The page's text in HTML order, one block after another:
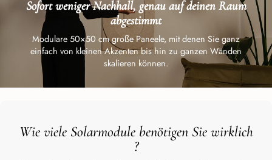
Sofort weniger Nachhall, genau auf deinen Raum
abgestimmt
Modulare 50×50 cm große Paneele, mit denen Sie ganz
einfach von kleinen Akzenten bis hin zu ganzen Wänden
skalieren können.
Wie viele Solarmodule benötigen Sie wirklich
?